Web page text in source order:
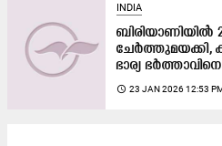
INDIA
ബിരിയാണിയിൽ
ചേർത്തുമയക്കി,
ഭാര്യ
access_time 23 JAN 2026 12:53